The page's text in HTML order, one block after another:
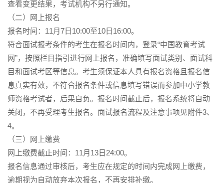
查看变更结果，考试机构不另行通知。
（二）网上报名
报名时间：11月7日10:00至10日16:00。
符合面试报考条件的考生在报名时间内，登录“中国教育考试
网”，按照栏目指引进行网上报名，准确填写面试类别、面试科
目和面试考区等信息。考生须保证本人具有报名资格且报名信
息真实有效，不符合报名条件或信息填写错误而参加中小学教
师资格考试者，后果自负。报名时间截止后，报名系统将自动
关闭，不再受理考生报名。面试报名流程及注意事项见附件3、
4。
（三）网上缴费
网上缴费截止时间：11月13日24:00。
报名信息通过审核后，考生应在规定的时间内完成网上缴费，
逾期视为自动放弃本次报名，不再安排补缴。